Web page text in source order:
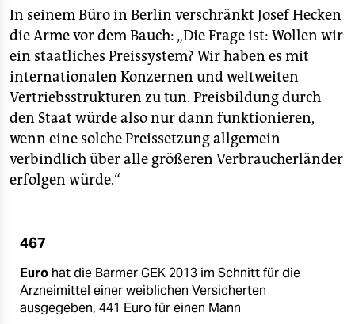
In seinem Büro in Berlin verschränkt Josef Hecken
die Arme vor dem Bauch: „Die Frage ist: Wollen wir
ein staatliches Preissystem? Wir haben es mit
internationalen Konzernen und weltweiten
Vertriebsstrukturen zu tun. Preisbildung durch
den Staat würde also nur dann funktionieren,
wenn eine solche Preissetzung allgemein
verbindlich über alle größeren Verbraucherländer
erfolgen würde.“
467
Euro hat die Barmer GEK 2013 im Schnitt für die
Arzneimittel einer weiblichen Versicherten
ausgegeben, 441 Euro für einen Mann